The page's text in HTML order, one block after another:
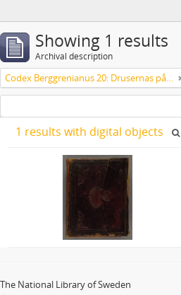
Showing 1 results
Archival description
Codex Berggrenianus 20: Drusernas på Libanon heliga bok
1 results with digital objects
The National Library of Sweden